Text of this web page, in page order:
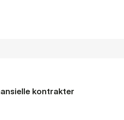
kontrakter